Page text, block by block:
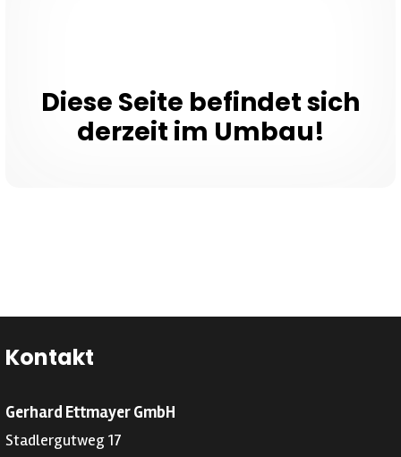
Diese Seite befindet sich
derzeit im Umbau!
Kontakt
Gerhard Ettmayer GmbH
Stadlergutweg 17